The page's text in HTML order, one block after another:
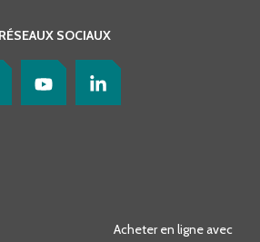
SOCIAUX
Acheter en ligne avec